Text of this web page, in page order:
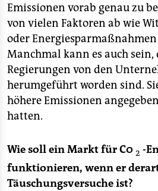
genossenschaft
epaper login
Emissionen vorab genau zu
von vielen Faktoren ab wie
oder
Manchmal kann es auch sein,
Regierungen von den
herumgeführt worden sind.
höhere Emissionen
hatten.
Wie soll ein Markt für C0 2 -
funktionieren, wenn er
Täuschungsversuche ist?